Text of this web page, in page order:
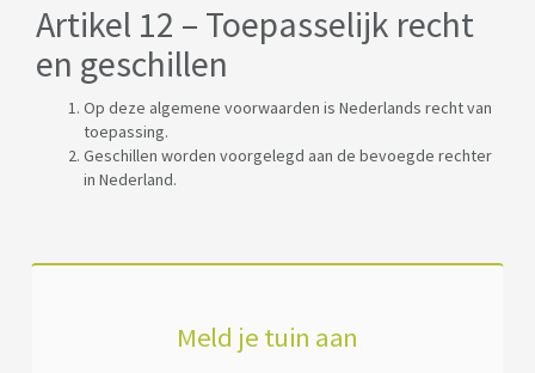
Artikel 12 – Toepasselijk recht
en geschillen
Op deze algemene voorwaarden is Nederlands recht van
toepassing.
Geschillen worden voorgelegd aan de bevoegde rechter
in Nederland.
Meld je tuin aan